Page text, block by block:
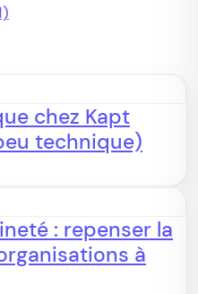
chez Kapt
technique)
: repenser la
à